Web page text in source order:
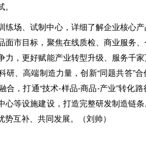
练场、试制中心，详细了解企业核心
面市目标，聚焦在线质检、商业服务
力，更好赋能产业转型升级、服务千
研、高端制造力量，创新“同题共答”
合，打通“技术-样品-商品-产业”转化
心等设施建设，打造完整研发制造链
互补、共同发展。（刘帅）